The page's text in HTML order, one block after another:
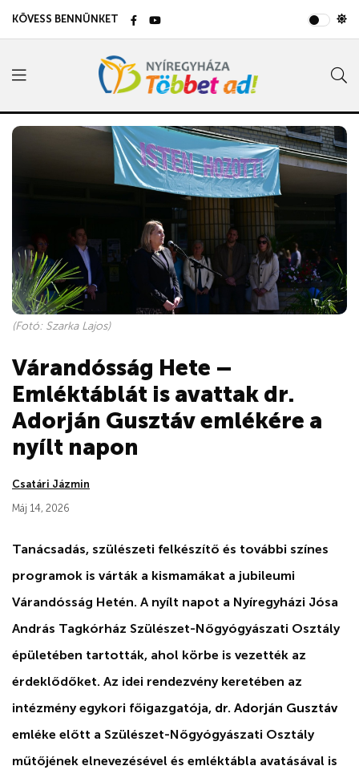
KÖVESS BENNÜNKET
(Fotó: Szarka Lajos)
Várandósság Hete –
Emléktáblát is avattak dr.
Adorján Gusztáv emlékére a
nyílt napon
Csatári Jázmin
Máj 14, 2026
Tanácsadás, szülészeti felkészítő és további színes
programok is várták a kismamákat a jubileumi
Várandósság Hetén. A nyílt napot a Nyíregyházi Jósa
András Tagkórház Szülészet-Nőgyógyászati Osztály
épületében tartották, ahol körbe is vezették az
érdeklődőket. Az idei rendezvény keretében az
intézmény egykori főigazgatója, dr. Adorján Gusztáv
emléke előtt a Szülészet-Nőgyógyászati Osztály
műtőjének elnevezésével és emléktábla avatásával is